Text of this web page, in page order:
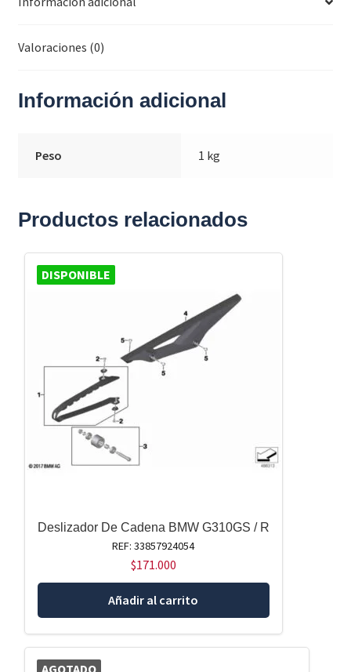
Valoraciones (0)
Información adicional
Peso 1 kg
Productos relacionados
DISPONIBLE
Deslizador De Cadena BMW G310GS / R
REF: 33857924054
$171.000
Añadir al carrito
AGOTADO